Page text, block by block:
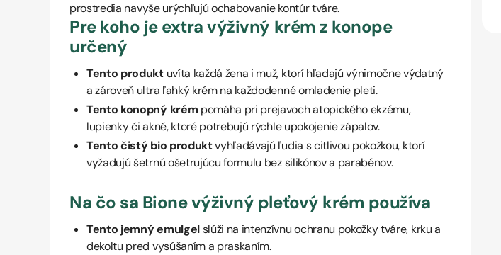
prostredia navyše urýchľujú ochabovanie kontúr tváre.
Pre koho je extra výživný krém z konope
určený
Tento produktuvíta každá žena i muž, ktorí hľadajú výnimočne výdatný
a zároveň ultra ľahký krém na každodenné omladenie pleti.
Tento konopný krém pomáha pri prejavoch atopického ekzému,
lupienky či akné, ktoré potrebujú rýchle upokojenie zápalov.
Tento čistý bio produktvyhľadávajú ľudia s citlivou pokožkou, ktorí
vyžadujú šetrnú ošetrujúcu formulu bez silikónov a parabénov.
Na čo sa Bione výživný pleťový krém používa
Tento jemný emulgelslúži na intenzívnu ochranu pokožky tváre, krku a
dekoltu pred vysúšaním a praskaním.